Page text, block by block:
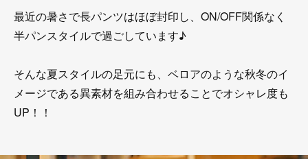
最近の暑さで長パンツはほぼ封印し、ON/OFF関係なく
半パンスタイルで過ごしています♪
そんな夏スタイルの足元にも、ベロアのような秋冬のイ
メージである異素材を組み合わせることでオシャレ度も
UP！！